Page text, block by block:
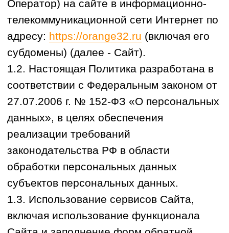
27.07.2006 г. № 152-ФЗ «О персональных
данных», в целях обеспечения
законодательства РФ в области
обработки персональных данных
субъектов персональных данных.
1.3. Использование сервисов Сайта,
включая использование функционала
Сайта и заполнение форм обратной
Пользователя с настоящей Политикой
конфиденциальности и указанными в ней
условиями обработки его персональных
данных. В случае несогласия с этими
условиями Пользователь должен
воздержаться от использования Сайта
1.4. Настоящая Политика применяется
только к настоящему Сайту. Оператор не
контролирует и не несет ответственности